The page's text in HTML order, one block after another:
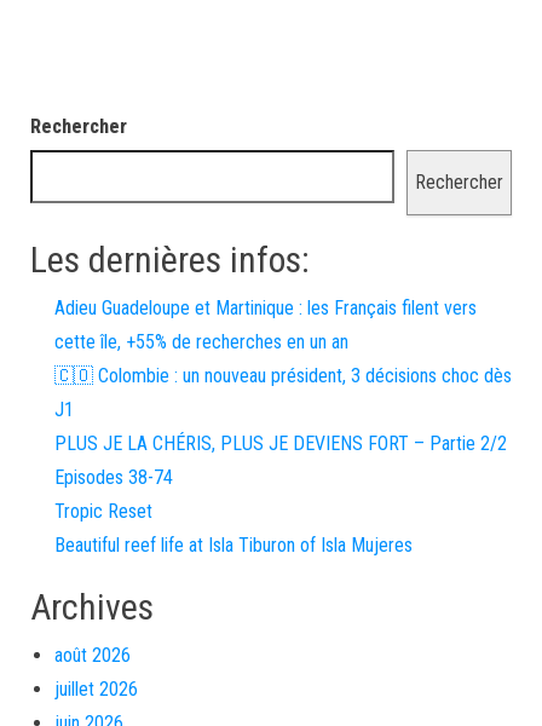
Rechercher
Rechercher
Les dernières infos:
Adieu Guadeloupe et Martinique : les Français filent vers
cette île, +55% de recherches en un an
🇨🇴 Colombie : un nouveau président, 3 décisions choc dès
J1
PLUS JE LA CHÉRIS, PLUS JE DEVIENS FORT – Partie 2/2
Episodes 38-74
Tropic Reset
Beautiful reef life at Isla Tiburon of Isla Mujeres
Archives
août 2026
juillet 2026